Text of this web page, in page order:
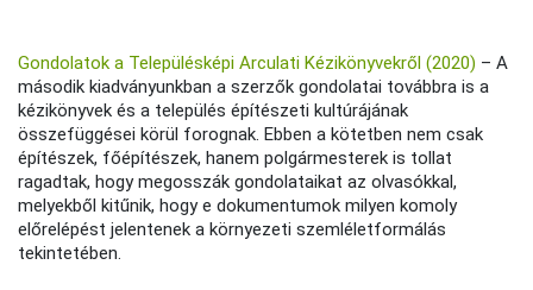
Gondolatok a Településképi Arculati Kézikönyvekről (2020) – A
második kiadványunkban a szerzők gondolatai továbbra is a
kézikönyvek és a település építészeti kultúrájának
összefüggései körül forognak. Ebben a kötetben nem csak
építészek, főépítészek, hanem polgármesterek is tollat
ragadtak, hogy megosszák gondolataikat az olvasókkal,
melyekből kitűnik, hogy e dokumentumok milyen komoly
előrelépést jelentenek a környezeti szemléletformálás
tekintetében.